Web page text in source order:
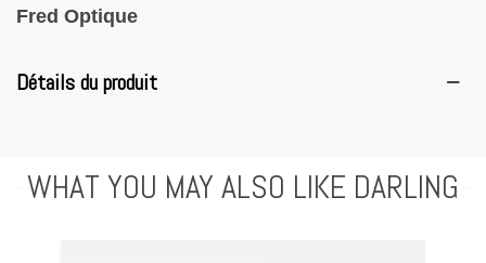
Fred Optique
Détails du produit
WHAT YOU MAY ALSO LIKE DARLING